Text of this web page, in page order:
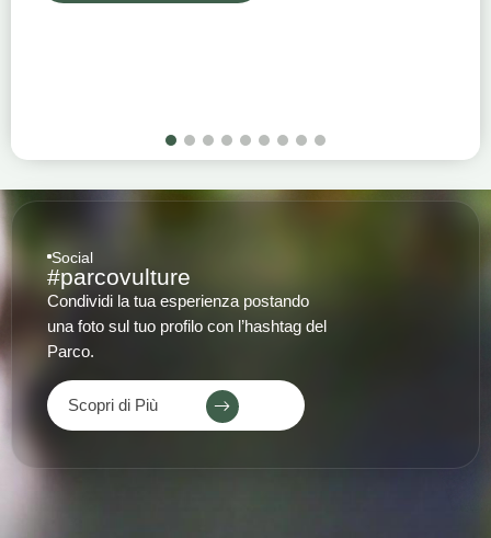
4 5 6 7 8 9
Social
#parcovulture
Condividi la tua esperienza postando
una foto sul tuo profilo con l’hashtag del
Parco.
Scopri di Più